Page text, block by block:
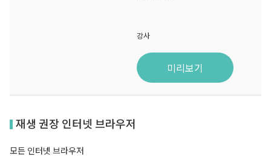
강사
미리보기
재생 권장 인터넷 브라우저
모든 인터넷 브라우저